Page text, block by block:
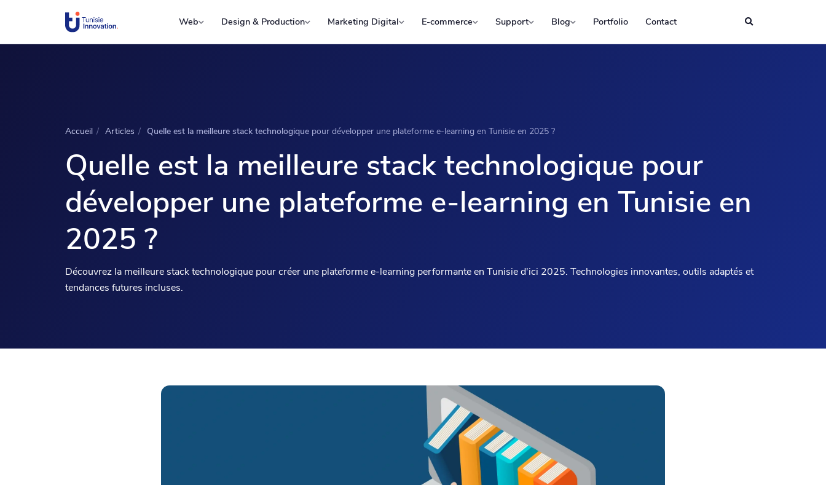
Web Design & Production Marketing Digital E-commerce Support Blog Portfolio Contact
Accueil / Articles / Quelle est la meilleure stack technologique pour développer une plateforme e-learning en Tunisie en 2025 ?
Quelle est la meilleure stack technologique pour
développer une plateforme e-learning en Tunisie en
2025 ?
Découvrez la meilleure stack technologique pour créer une plateforme e-learning performante en Tunisie d'ici 2025. Technologies innovantes, outils adaptés et
tendances futures incluses.